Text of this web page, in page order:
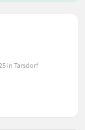
in Tarsdorf